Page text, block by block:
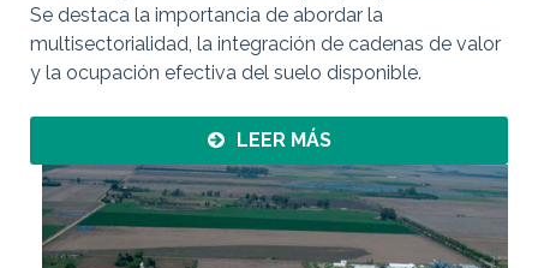
Se destaca la importancia de abordar la
multisectorialidad, la integración de cadenas de valor
y la ocupación efectiva del suelo disponible.
LEER MÁS